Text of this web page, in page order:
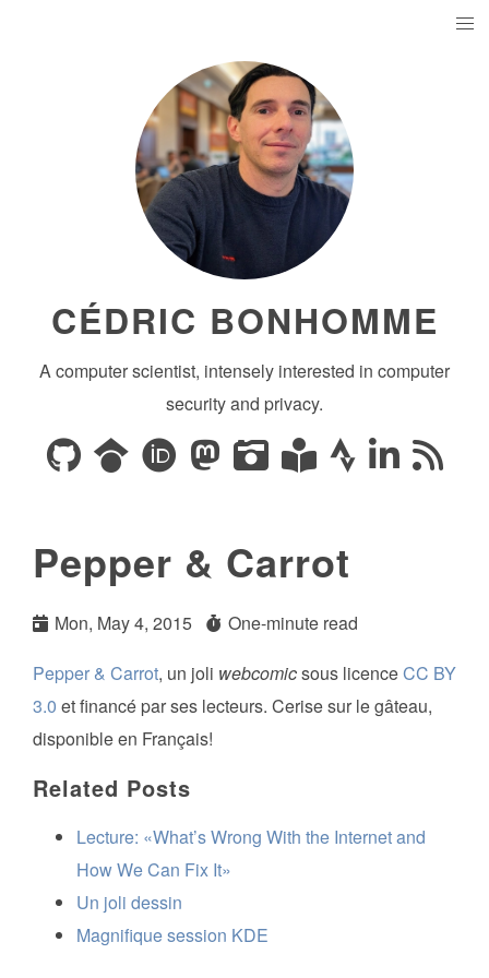
CÉDRIC BONHOMME
A computer scientist, intensely interested in computer
security and privacy.
Pepper & Carrot
Mon, May 4, 2015
One-minute read
Pepper & Carrot, un joli webcomicsous licenceCC BY
3.0 et financé par ses lecteurs. Cerise sur le gâteau,
disponible en Français!
Related Posts
Lecture: «What’s Wrong With the Internet and
How We Can Fix It»
Un joli dessin
Magnifique session KDE